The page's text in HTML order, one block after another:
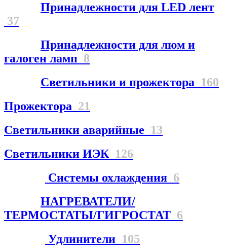
Принадлежности для LED лент
37
Принадлежности для люм и
галоген ламп 8
Светильники и прожектора 160
Прожектора 21
Светильники аварийные 13
Светильники ИЭК 126
Системы охлаждения 6
НАГРЕВАТЕЛИ/
ТЕРМОСТАТЫ/ГИГРОСТАТ 6
Удлинители 105